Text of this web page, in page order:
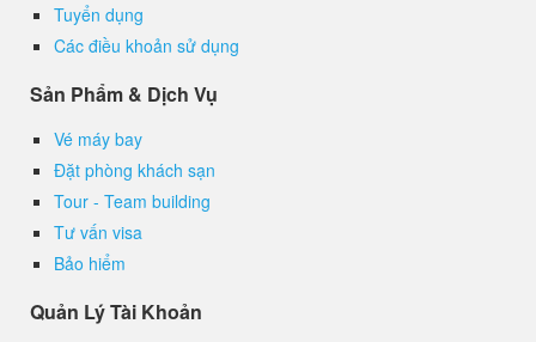
Tuyển dụng
Các điều khoản sử dụng
Sản Phẩm & Dịch Vụ
Vé máy bay
Đặt phòng khách sạn
Tour - Team building
Tư vấn visa
Bảo hiểm
Quản Lý Tài Khoản